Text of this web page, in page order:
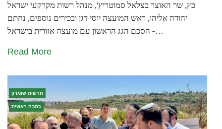
כץ, שר האוצר בצלאל סמוטריץ', מנהל רשות מקרקעי ישראל
יהודה אליהו, ראש המועצה יוסי דגן ובכירים נוספים, נחתם
הסכם הגג הראשון עם מועצה אזורית בישראל -…
Read More
חדשות שומרון
כתבה ראשית